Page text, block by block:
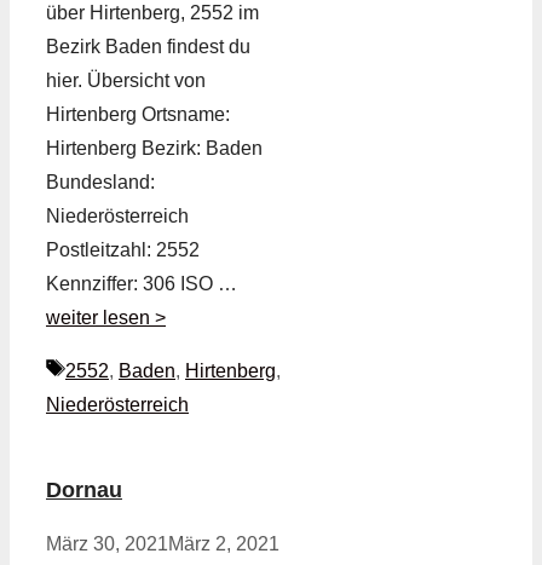
über Hirtenberg, 2552 im
Bezirk Baden findest du
hier. Übersicht von
Hirtenberg Ortsname:
Hirtenberg Bezirk: Baden
Bundesland:
Niederösterreich
Postleitzahl: 2552
Kennziffer: 306 ISO …
weiter lesen >
Schlagwörter
2552, Baden, Hirtenberg,
Niederösterreich
Dornau
März 30, 2021März 2, 2021